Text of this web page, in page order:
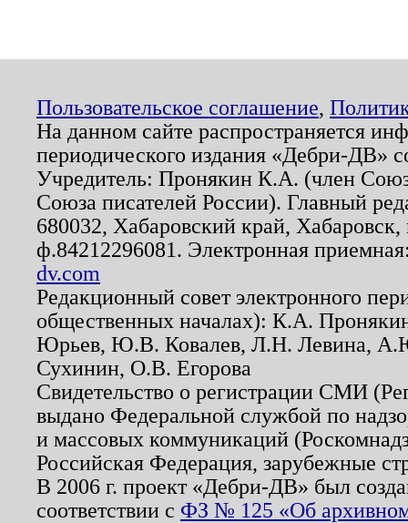
Пользовательское соглашение,
На данном сайте распространяется
периодического издания «Дебри-ДВ»
Учредитель: Пронякин К.А. (член
Союза писателей России). Главный
680032, Хабаровский край,
ф.84212296081. Электронная
dv.com
Редакционный совет электронного
общественных началах): К.А.
Юрьев, Ю.В. Ковалев, Л.Н. Левина,
Сухинин, О.В. Егорова
Свидетельство о регистрации СМИ
выдано Федеральной службой по
и массовых коммуникаций
Российская Федерация, зарубежные
В 2006 г. проект «Дебри-ДВ» был
соответствии с ФЗ № 125 «Об